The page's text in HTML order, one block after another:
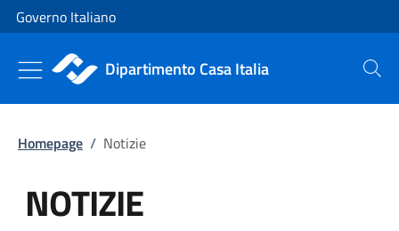
Vai al contenuto
Vai alla navigazione del sito
Governo Italiano
Dipartimento Casa Italia Cerca
Homepage / Notizie
NOTIZIE